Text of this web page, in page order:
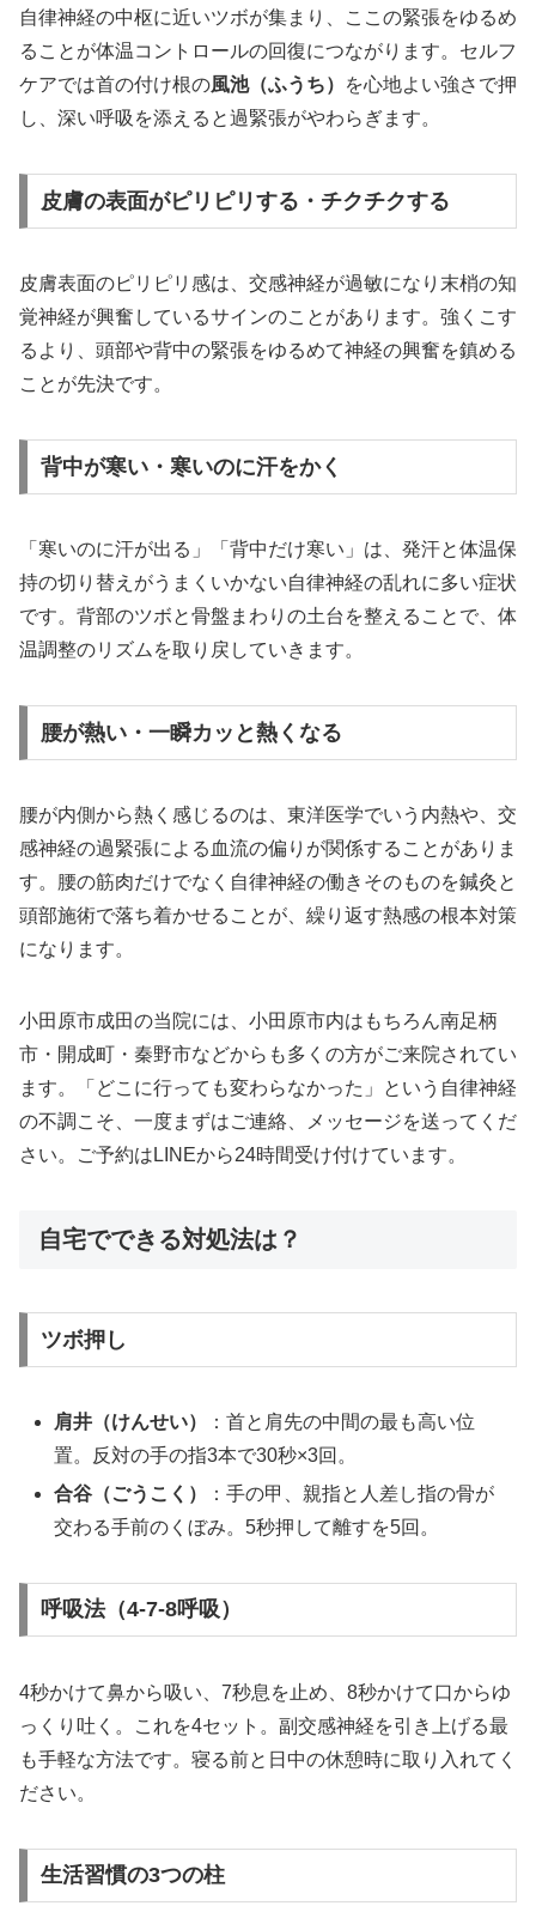
自律神経の中枢に近いツボが集まり、ここの緊張をゆるめ
ることが体温コントロールの回復につながります。セルフ
ケアでは首の付け根の風池（ふうち）
を心地よい強さで押
し、深い呼吸を添えると過緊張がやわらぎます。
皮膚の表面がピリピリする・チクチクする
皮膚表面のピリピリ感は、交感神経が過敏になり末梢の知
覚神経が興奮しているサインのことがあります。強くこす
るより、頭部や背中の緊張をゆるめて神経の興奮を鎮める
ことが先決です。
背中が寒い・寒いのに汗をかく
「寒いのに汗が出る」「背中だけ寒い」は、発汗と体温保
持の切り替えがうまくいかない自律神経の乱れに多い症状
です。背部のツボと骨盤まわりの土台を整えることで、体
温調整のリズムを取り戻していきます。
腰が熱い・一瞬カッと熱くなる
腰が内側から熱く感じるのは、東洋医学でいう内熱や、交
感神経の過緊張による血流の偏りが関係することがありま
す。腰の筋肉だけでなく自律神経の働きそのものを鍼灸と
頭部施術で落ち着かせることが、繰り返す熱感の根本対策
になります。
小田原市成田の当院には、小田原市内はもちろん南足柄
市・開成町・秦野市などからも多くの方がご来院されてい
ます。「どこに行っても変わらなかった」という自律神経
の不調こそ、一度まずはご連絡、メッセージを送ってくだ
さい。ご予約はLINEから24時間受け付けています。
自宅でできる対処法は？
ツボ押し
肩井（けんせい）
：首と肩先の中間の最も高い位
置。反対の手の指3本で30秒×3回。
合谷（ごうこく）
：手の甲、親指と人差し指の骨が
交わる手前のくぼみ。5秒押して離すを5回。
呼吸法（4-7-8呼吸）
4秒かけて鼻から吸い、7秒息を止め、8秒かけて口からゆ
っくり吐く。これを4セット。副交感神経を引き上げる最
も手軽な方法です。寝る前と日中の休憩時に取り入れてく
ださい。
生活習慣の3つの柱